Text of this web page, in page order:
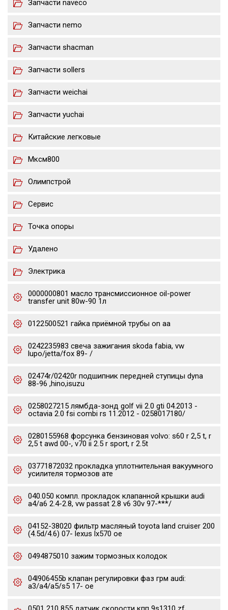
Запчасти naveco
Запчасти nemo
Запчасти shacman
Запчасти sollers
Запчасти weichai
Запчасти yuchai
Китайские легковые
Мксм800
Олимпстрой
Сервис
Точка опоры
Удалено
Электрика
0000000801 масло трансмиссионное oil-power
transfer unit 80w-90 1л
0122500521 гайка приёмной трубы on aa
0242235983 свеча зажигания skoda fabia, vw
lupo/jetta/fox 89- /
02474r/02420r подшипник передней ступицы dyna
88-96 ,hino,isuzu
0258027215 лямбда-зонд golf vii 2.0 gti 04.2013 -
octavia 2.0 fsi combi rs 11.2012 - 0258017180/
0280155968 форсунка бензиновая volvo: s60 r 2,5 t, r
2,5 t awd 00-, v70 ii 2.5 r sport, r 2.5t
03771872032 прокладка уплотнительная вакуумного
усилителя тормозов ате
040.050 компл. прокладок клапанной крышки audi
a4/a6 2.4-2.8, vw passat 2.8 v6 30v 97-***/
04152-38020 фильтр масляный toyota land cruiser 200
(4.5d/4.6) 07- lexus lx570 oe
0494875010 зажим тормозных колодок
04l906455b клапан регулировки фаз грм audi:
a3/a4/a5/s5 17- oe